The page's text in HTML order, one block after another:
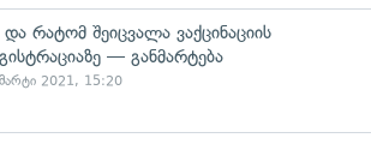
რატომ შეიცვალა ვაქცინაციის
— განმარტება
2021, 15:20